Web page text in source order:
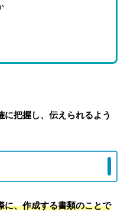
に把握し、伝えられるよう
に、作成する書類のことで